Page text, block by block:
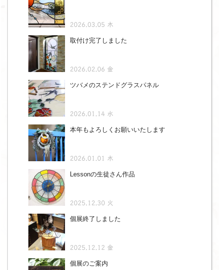
2026.03.05 木
取付け完了しました
2026.02.06 金
ツバメのステンドグラスパネル
2026.01.14 水
本年もよろしくお願いいたします
2026.01.01 木
Lessonの生徒さん作品
2025.12.30 火
個展終了しました
2025.12.12 金
個展のご案内